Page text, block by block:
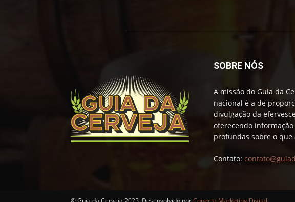
SOBRE NÓS
A missão do Guia da
nacional é a de
divulgação da
oferecendo
profundas sobre o que
Contato: